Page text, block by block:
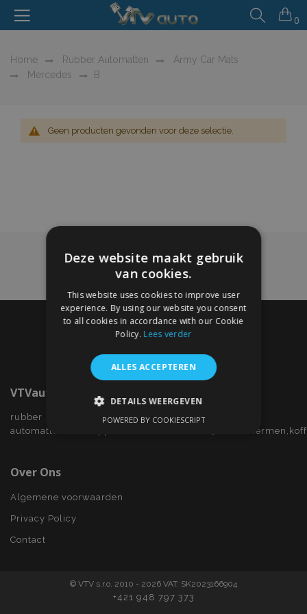
0
Home Rubber Automatten
Army Car Mats
Mercedes
B
Geen producten gevonden voor deze selectie.
VTVauto.nl
rubber
Over Ons
Algemene voorwaarden
Privacy Policy
Contact
© VTV s.r.o. 2010 - 2026 VAT: SK2023166904
+421 948 797 373
Deze website maakt gebruik
van cookies.
This website uses cookies to improve user
experience. By using our website you consent
to all cookies in accordance with our Cookie
Policy. Lees verder
ALLES ACCEPTEREN
DETAILS WEERGEVEN
Strictly necessary cookies allow core website
functionality such as user login and account
POWERED BY COOKIESCRIPT